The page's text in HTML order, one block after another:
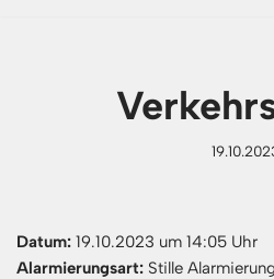
Datum: 19.10.2023 um 14:05 Uhr
Alarmierungsart: Stille Alarmierung